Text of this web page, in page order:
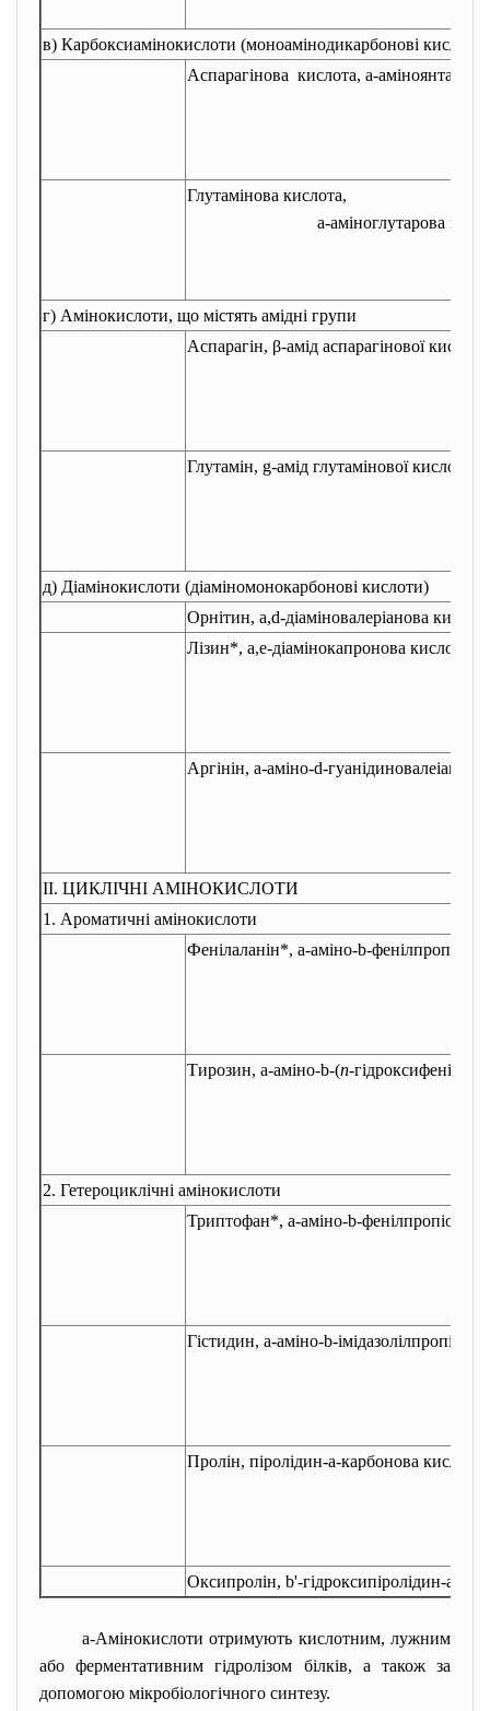
в) Карбоксиамінокислоти (моноамінодикарбонові кислоти)
Аспарагінова кислота, a-аміноянтарна
Глутамінова кислота,
a-аміноглутарова
г) Амінокислоти, що містять амідні групи
Аспарагін, β-амід аспарагінової кислоти
Глутамін, g-амід глутамінової кислоти
д) Діамінокислоти (діаміномонокарбонові кислоти)
Орнітин, a,d-діаміновалеріанова
Лізин*, a,e-діамінокапронова кислота
Аргінін, a-аміно-d-гуанідиновалеіанова
ІІ. ЦИКЛІЧНІ АМІНОКИСЛОТИ
1. Ароматичні амінокислоти
Фенілаланін*, a-аміно-b-
Тирозин, a-аміно-b-(п-гідроксифеніл)-
2. Гетероциклічні амінокислоти
Триптофан*, a-аміно-b-
Гістидин, a-аміно-b-
Пролін, піролідин-a-карбонова кислота
Оксипролін, b'-гідроксипіролідин-a
a-Амінокислоти отримують кислотним, лужним
або ферментативним гідролізом білків, а також за
допомогою мікробіологічного синтезу.